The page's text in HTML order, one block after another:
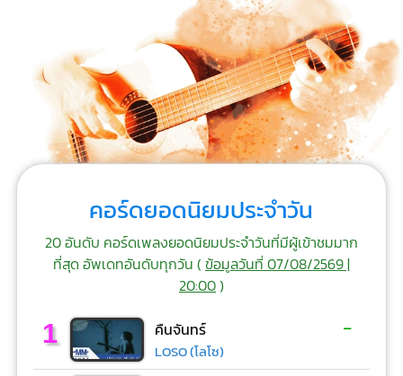
คอร์ดยอดนิยมประจำวัน
20 อันดับ คอร์ดเพลงยอดนิยมประจำวันที่มีผู้เข้าชมมาก
ที่สุด อัพเดทอันดับทุกวัน (ข้อมูลวันที่ 07/08/2569 |
20:00)
1 คืนจันทร์
LOSO (โลโซ)
-